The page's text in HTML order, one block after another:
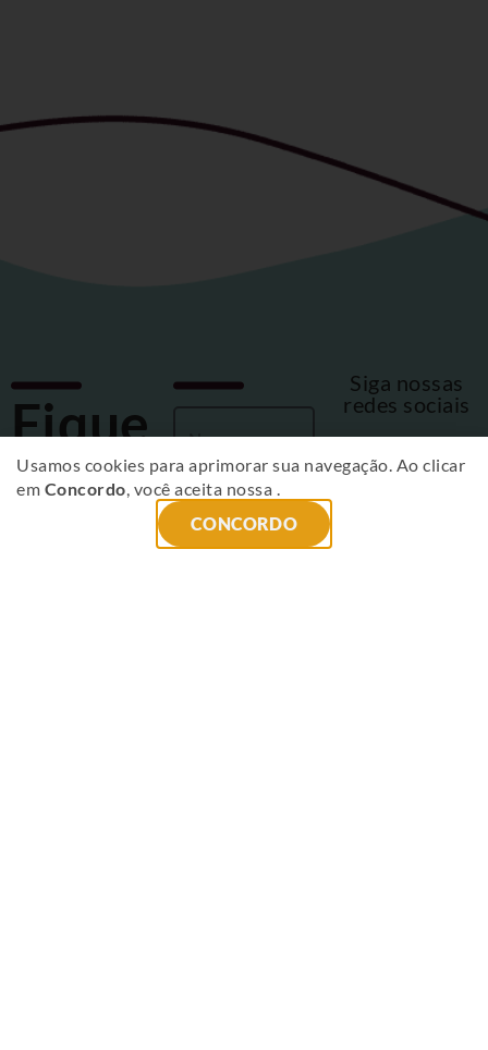
Fique
por
dentro
Siga nossas
redes sociais
CONCORDO
Usamos cookies para aprimorar sua navegação. Ao clicar
em Concordo, você aceita nossa .